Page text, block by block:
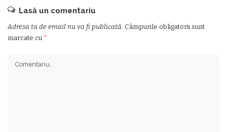
Lasă un comentariu
Adresa ta de email nu va fi publicată. Câmpurile obligatorii sunt
marcate cu *